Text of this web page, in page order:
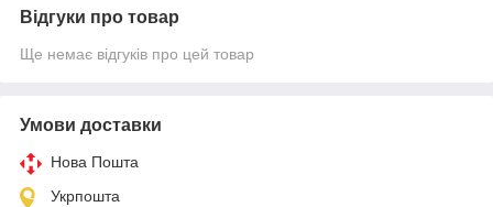
Відгуки про товар
Ще немає відгуків про цей товар
Умови доставки
Нова Пошта
Укрпошта